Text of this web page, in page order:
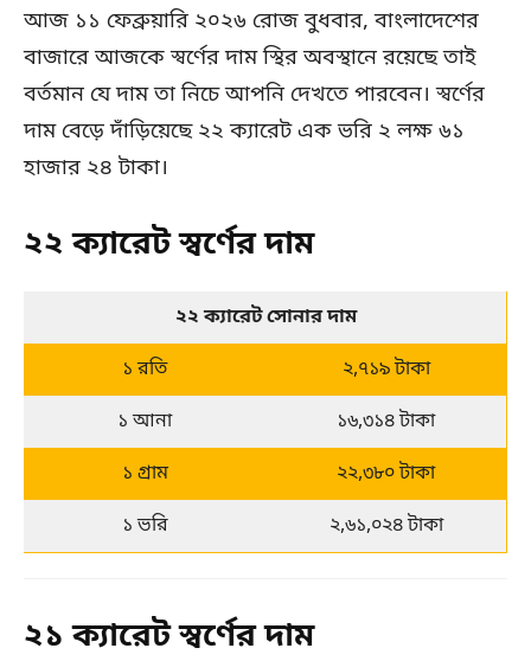
আজ ১১ ফেব্রুয়ারি ২০২৬ রোজ বুধবার, বাংলাদেশের
বাজারে আজকে স্বর্ণের দাম স্থির অবস্থানে রয়েছে তাই
বর্তমান যে দাম তা নিচে আপনি দেখতে পারবেন। স্বর্ণের
দাম বেড়ে দাঁড়িয়েছে ২২ ক্যারেট এক ভরি ২ লক্ষ ৬১
হাজার ২৪ টাকা।
২২ ক্যারেট স্বর্ণের দাম
২২ ক্যারেট সোনার দাম
১ রতি
২,৭১৯ টাকা
১ আনা
১৬,৩১৪ টাকা
১ গ্রাম
২২,৩৮০ টাকা
১ ভরি
২,৬১,০২৪ টাকা
২১ ক্যারেট স্বর্ণের দাম